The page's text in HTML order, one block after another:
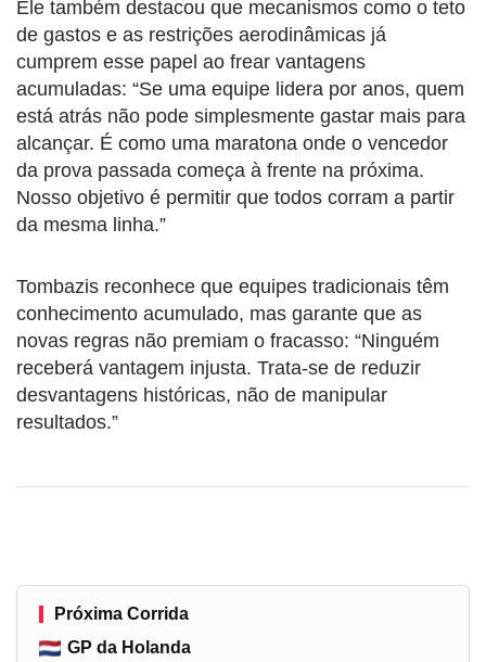
Ele também destacou que mecanismos como o teto
de gastos e as restrições aerodinâmicas já
cumprem esse papel ao frear vantagens
acumuladas: “Se uma equipe lidera por anos, quem
está atrás não pode simplesmente gastar mais para
alcançar. É como uma maratona onde o vencedor
da prova passada começa à frente na próxima.
Nosso objetivo é permitir que todos corram a partir
da mesma linha.”
Tombazis reconhece que equipes tradicionais têm
conhecimento acumulado, mas garante que as
novas regras não premiam o fracasso: “Ninguém
receberá vantagem injusta. Trata-se de reduzir
desvantagens históricas, não de manipular
resultados.”
Próxima Corrida
GP da Holanda